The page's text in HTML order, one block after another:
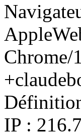
Chrome/
IP :